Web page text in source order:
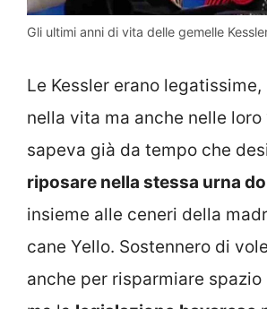
Gli ultimi anni di vita delle gemelle
Le Kessler erano legatissime,
nella vita ma anche nelle loro
sapeva già da tempo che
riposare nella stessa urna
insieme alle ceneri della
cane Yello. Sostennero di
anche per risparmiare